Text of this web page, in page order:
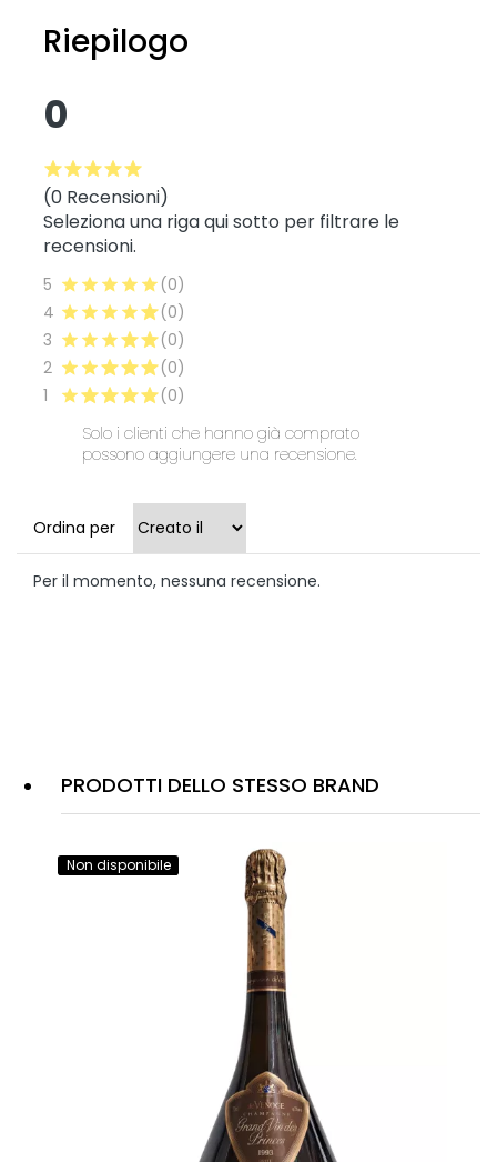
PRODOTTI DELLO STESSO BRAND
Non disponibile
Riepilogo
0
(0 Recensioni)
Seleziona una riga qui sotto per filtrare le
recensioni.
5
(0)
4
(0)
3
(0)
2
(0)
1
(0)
Solo i clienti che hanno già comprato
possono aggiungere una recensione.
Ordina per
Per il momento, nessuna recensione.